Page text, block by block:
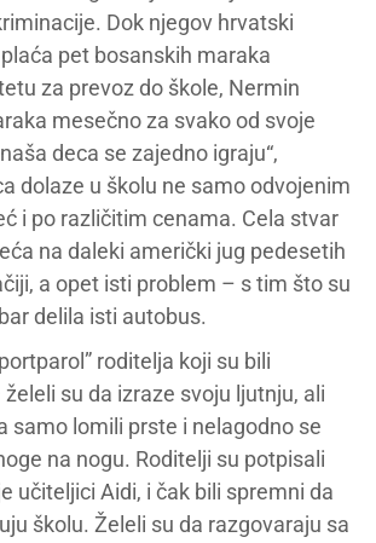
Dok njegov hrvatski
pet bosanskih maraka
za prevoz do škole, Nermin
mesečno za svako od svoje
deca se zajedno igraju“,
dolaze u školu ne samo odvojenim
i po različitim cenama. Cela stvar
na daleki američki jug pedesetih
a opet isti problem – s tim što su
delila isti autobus.
roditelja koji su bili
su da izraze svoju ljutnju, ali
samo lomili prste i nelagodno se
na nogu. Roditelji su potpisali
učiteljici Aidi, i čak bili spremni da
školu. Želeli su da razgovaraju sa